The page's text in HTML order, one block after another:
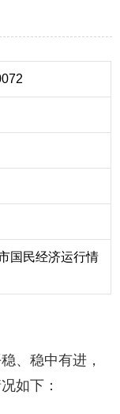
国民经济运行情
、稳中有进，
如下：